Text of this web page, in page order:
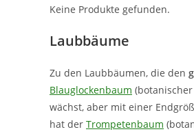
Keine Produkte gefunden.
Laubbäume
Zu den Laubbäumen, die den
Blauglockenbaum
wächst, aber mit einer
hat der Trompetenbaum